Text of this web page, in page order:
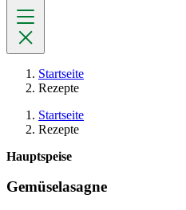
Startseite
Rezepte
Startseite
Rezepte
Hauptspeise
Gemüselasagne